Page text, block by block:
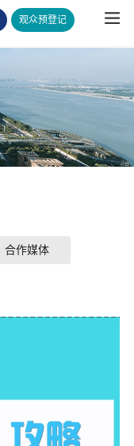
观众预登记
合作媒体